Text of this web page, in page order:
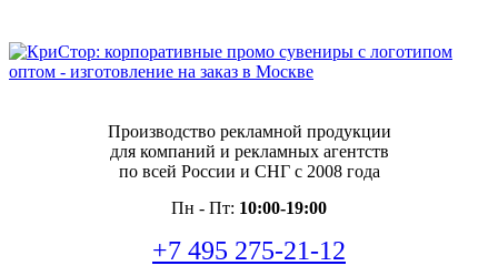
Производство рекламной продукции
для компаний и рекламных агентств
по всей России и СНГ с 2008 года
Пн - Пт: 10:00-19:00
+7 495 275-21-12